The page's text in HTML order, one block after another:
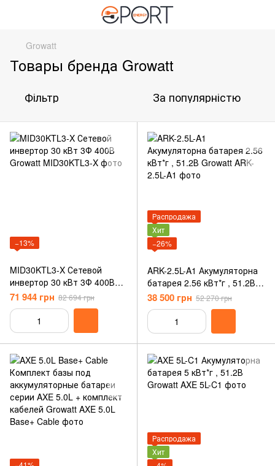
Growatt
Товары бренда Growatt
Фільтр За популярністю
−13%
MID30KTL3-X Сетевой
инвертор 30 кВт 3Ф 400В
Growatt
71 944 грн 82 694 грн
Распродажа
Хит
−26%
ARK-2.5L-A1 Акумуляторна
батарея 2.56 кВт*г , 51.2В
Growatt
38 500 грн 52 270 грн
Распродажа
Хит